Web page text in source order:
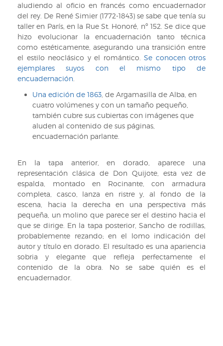
aludiendo al oficio en francés como encuadernador
del rey. De René Simier (1772-1843) se sabe que tenía su
taller en París, en la Rue St. Honoré, nº 152. Se dice que
hizo evolucionar la encuadernación tanto técnica
como estéticamente, asegurando una transición entre
el estilo neoclásico y el romántico. Se conocen otros
ejemplares suyos con el mismo tipo de
encuadernación
Una edición de 1863 , de Argamasilla de Alba, en
cuatro volúmenes y con un tamaño pequeño,
también cubre sus cubiertas con imágenes que
aluden al contenido de sus páginas,
encuadernación parlante.
En la tapa anterior, en dorado, aparece una
representación clásica de Don Quijote, esta vez de
espalda, montado en Rocinante, con armadura
completa, casco, lanza en ristre y, al fondo de la
escena, hacia la derecha en una perspectiva más
pequeña, un molino que parece ser el destino hacia el
que se dirige. En la tapa posterior, Sancho de rodillas,
probablemente rezando; en el lomo indicación del
autor y título en dorado. El resultado es una apariencia
sobria y elegante que refleja perfectamente el
contenido de la obra. No se sabe quién es el
encuadernador.